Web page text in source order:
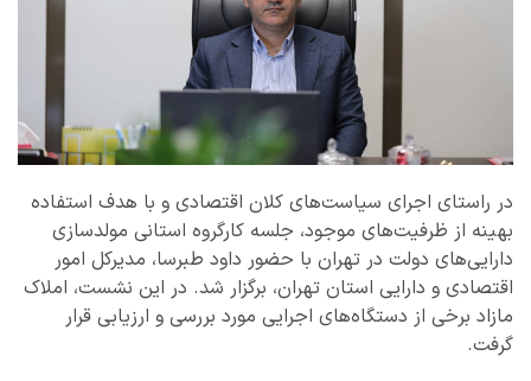
در راستای اجرای سیاست‌های کلان اقتصادی و با هدف استفاده
بهینه از ظرفیت‌های موجود، جلسه کارگروه استانی مولدسازی
دارایی‌های دولت در تهران با حضور داود طبرسا، مدیرکل امور
اقتصادی و دارایی استان تهران، برگزار شد. در این نشست، املاک
مازاد برخی از دستگاه‌های اجرایی مورد بررسی و ارزیابی قرار
گرفت.